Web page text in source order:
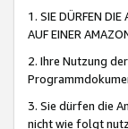
1. SIE DÜRFEN
AUF EINER
2. Ihre Nutzung
3. Sie dürfen die
nicht wie folgt